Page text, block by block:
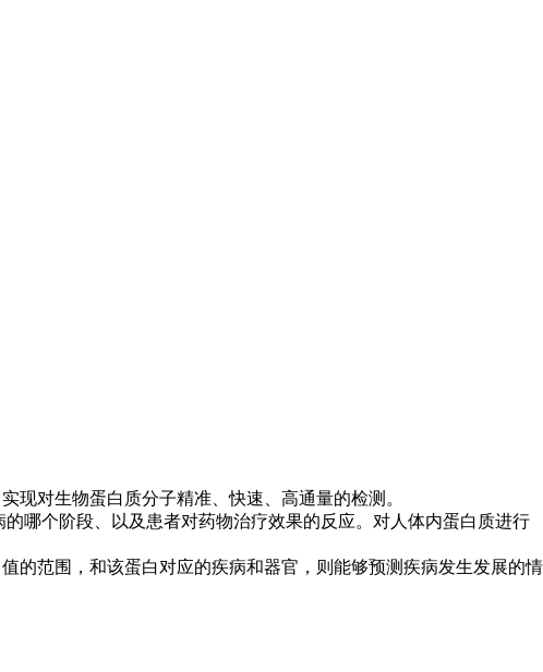
现对生物蛋白质分子精准、快速、高通量的检测。
哪个阶段、以及患者对药物治疗效果的反应。对人体内蛋白质进行
的范围，和该蛋白对应的疾病和器官，则能够预测疾病发生发展的情